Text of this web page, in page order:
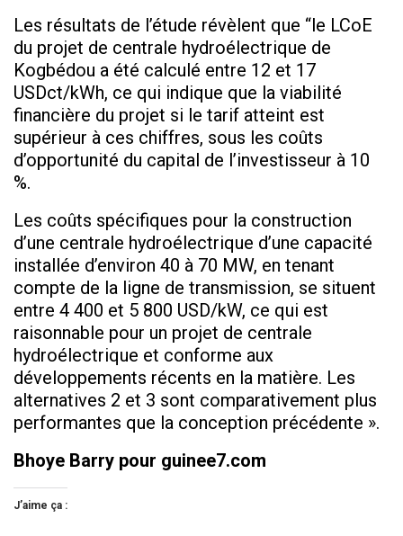
Les résultats de l’étude révèlent que “le LCoE
du projet de centrale hydroélectrique de
Kogbédou a été calculé entre 12 et 17
USDct/kWh, ce qui indique que la viabilité
financière du projet si le tarif atteint est
supérieur à ces chiffres, sous les coûts
d’opportunité du capital de l’investisseur à 10
%.
Les coûts spécifiques pour la construction
d’une centrale hydroélectrique d’une capacité
installée d’environ 40 à 70 MW, en tenant
compte de la ligne de transmission, se situent
entre 4 400 et 5 800 USD/kW, ce qui est
raisonnable pour un projet de centrale
hydroélectrique et conforme aux
développements récents en la matière. Les
alternatives 2 et 3 sont comparativement plus
performantes que la conception précédente ».
Bhoye Barry pour guinee7.com
J’aime ça :